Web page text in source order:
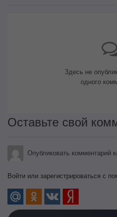
Здесь не
одного
Оставьте свой
Опубликовать комментарий
Войти или зарегистрироваться с